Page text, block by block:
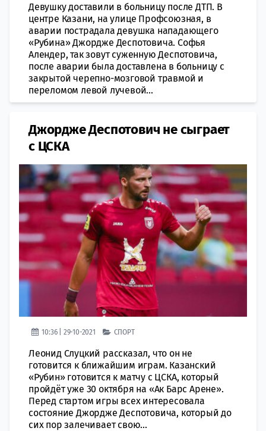
Девушку доставили в больницу после ДТП. В
центре Казани, на улице Профсоюзная, в
аварии пострадала девушка нападающего
«Рубина» Джордже Деспотовича. Софья
Алендер, так зовут суженную Деспотовича,
после аварии была доставлена в больницу с
закрытой черепно-мозговой травмой и
переломом левой лучевой...
Джордже Деспотович не сыграет
с ЦСКА
10:36 | 29-10-2021 СПОРТ
Леонид Слуцкий рассказал, что он не
готовится к ближайшим играм. Казанский
«Рубин» готовится к матчу с ЦСКА, который
пройдёт уже 30 октября на «Ак Барс Арене».
Перед стартом игры всех интересовала
состояние Джордже Деспотовича, который до
сих пор залечивает свою...